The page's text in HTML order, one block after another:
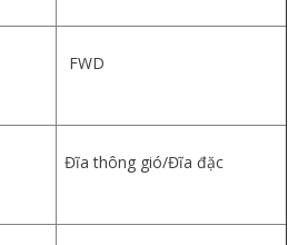
FWD
Đĩa thông gió/Đĩa đặc